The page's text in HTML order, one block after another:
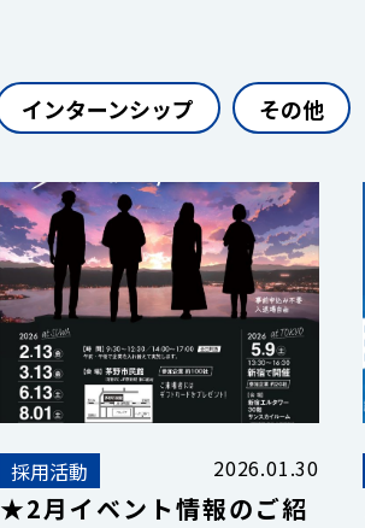
インターンシップ その他
採用活動 2026.01.30
★2月イベント情報のご紹